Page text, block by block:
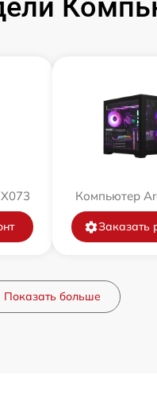
Компьютер
Заказать
Показать больше